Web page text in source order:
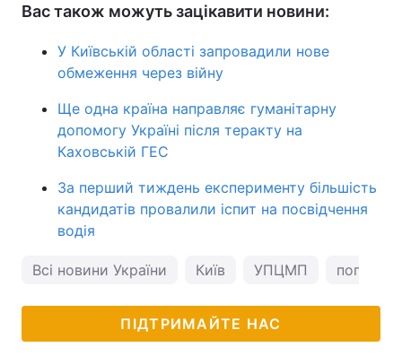
Вас також можуть зацікавити новини:
У Київській області запровадили нове
обмеження через війну
Ще одна країна направляє гуманітарну
допомогу Україні після теракту на
Каховській ГЕС
За перший тиждень експерименту більшість
кандидатів провалили іспит на посвідчення
водія
Всі новини України Київ УПЦМП погода у
ПІДТРИМАЙТЕ НАС